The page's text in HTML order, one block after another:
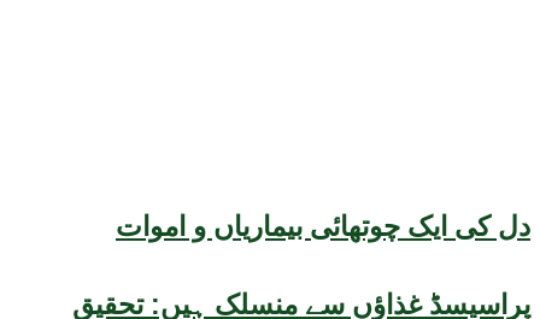
دل کی ایک چوتھائی بیماریاں و اموات
پراسیسڈ غذاؤں سے منسلک ہیں: تحقیق